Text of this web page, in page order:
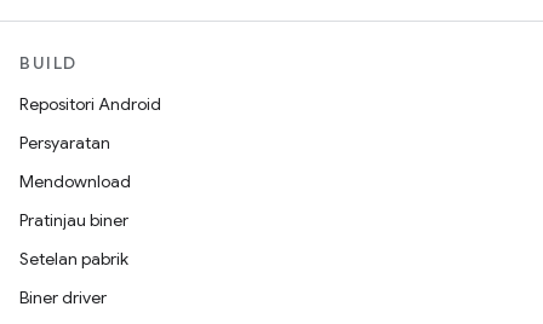
BUILD
Repositori Android
Persyaratan
Mendownload
Pratinjau biner
Setelan pabrik
Biner driver